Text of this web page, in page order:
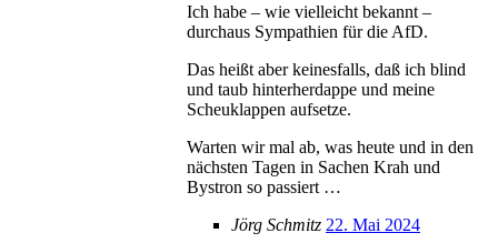
Ich habe – wie vielleicht bekannt –
durchaus Sympathien für die AfD.
Das heißt aber keinesfalls, daß ich blind
und taub hinterherdappe und meine
Scheuklappen aufsetze.
Warten wir mal ab, was heute und in den
nächsten Tagen in Sachen Krah und
Bystron so passiert …
Jörg Schmitz 22. Mai 2024